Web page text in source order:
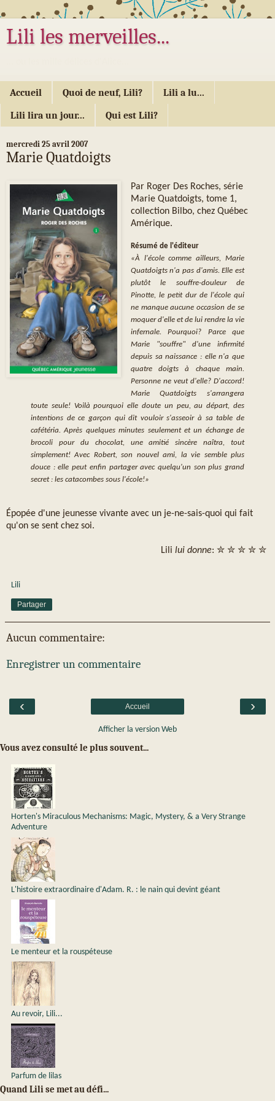
Lili les merveilles...
Accueil Quoi de neuf, Lili? Lili a lu...
Lili lira un jour... Qui est Lili?
mercredi 25 avril 2007
Marie Quatdoigts
Par Roger Des Roches, série
Marie Quatdoigts, tome 1,
collection Bilbo, chez Québec
Amérique.
Résumé de l'éditeur
«À l'école comme ailleurs, Marie
Quatdoigts n'a pas d'amis. Elle est
plutôt le souffre-douleur de
Pinotte, le petit dur de l'école qui
ne manque aucune occasion de se
moquer d'elle et de lui rendre la vie
infernale. Pourquoi? Parce que
Marie "souffre" d'une infirmité
depuis sa naissance : elle n'a que
quatre doigts à chaque main.
Personne ne veut d'elle? D'accord!
Marie Quatdoigts s'arrangera
toute seule! Voilà pourquoi elle doute un peu, au départ, des
intentions de ce garçon qui dit vouloir s'asseoir à sa table de
cafétéria. Après quelques minutes seulement et un échange de
brocoli pour du chocolat, une amitié sincère naîtra, tout
simplement! Avec Robert, son nouvel ami, la vie semble plus
douce : elle peut enfin partager avec quelqu'un son plus grand
secret : les catacombes sous l'école!»
Épopée d'une jeunesse vivante avec un je-ne-sais-quoi qui fait
qu'on se sent chez soi.
Lili lui donne: ✮ ✮ ✮ ✮ ✮
Lili
Partager
Aucun commentaire:
Enregistrer un commentaire
‹ ›
Accueil
Afficher la version Web
Vous avez consulté le plus souvent...
Horten's Miraculous Mechanisms: Magic, Mystery, & a Very Strange
Adventure
L'histoire extraordinaire d'Adam. R. : le nain qui devint géant
Le menteur et la rouspéteuse
Au revoir, Lili...
Parfum de lilas
Quand Lili se met au défi...